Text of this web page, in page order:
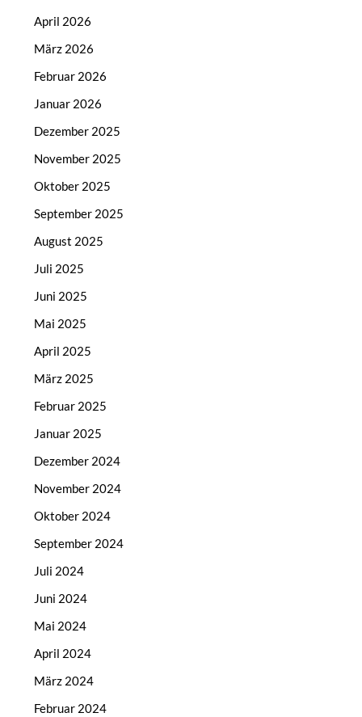
April 2026
März 2026
Februar 2026
Januar 2026
Dezember 2025
November 2025
Oktober 2025
September 2025
August 2025
Juli 2025
Juni 2025
Mai 2025
April 2025
März 2025
Februar 2025
Januar 2025
Dezember 2024
November 2024
Oktober 2024
September 2024
Juli 2024
Juni 2024
Mai 2024
April 2024
März 2024
Februar 2024